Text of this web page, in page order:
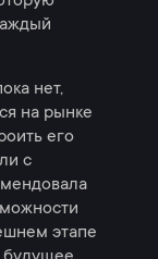
нет,
на рынке
его
с
этапе